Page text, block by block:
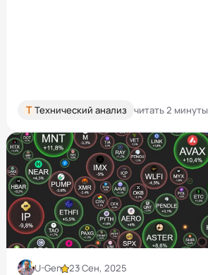
Т Технический анализ читать 2 минуты
U-Gen 23 Сен, 2025